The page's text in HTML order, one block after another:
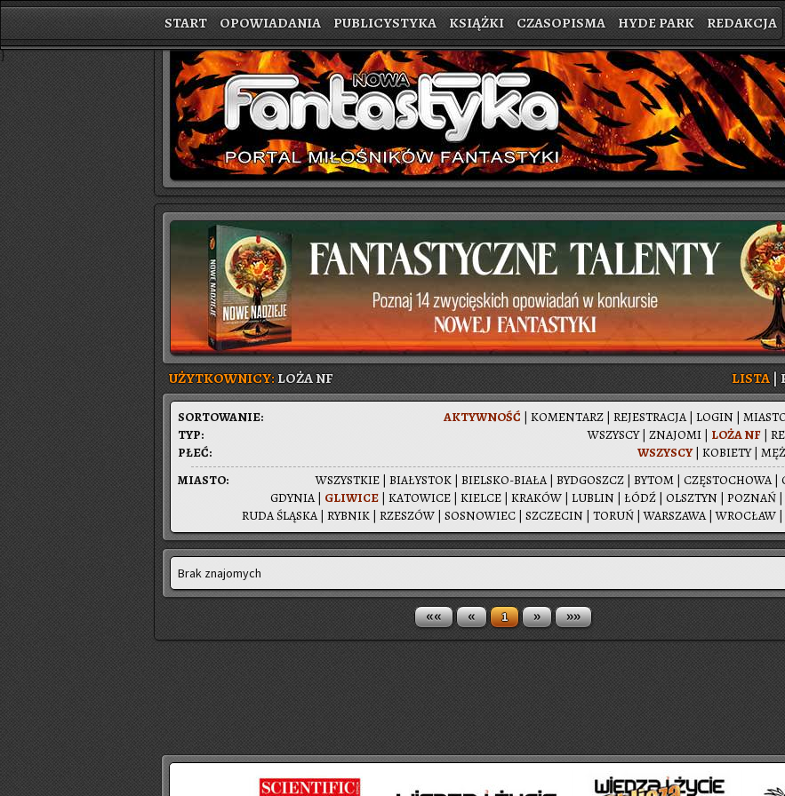
START OPOWIADANIA PUBLICYSTYKA KSIĄŻKI CZASOPISMA HYDE PARK REDAKCJA
}
UŻYTKOWNICY:LOŻA NF LISTA|
AK­TYW­NOŚĆ | KO­MEN­TARZ | RE­JE­STRA­CJA| LOGIN |
WSZY­SCY| ZNA­JO­MI | LOŻA NF |
WSZY­SCY| KO­BIE­TY|
SOR­TO­WA­NIE:
TYP:
PŁEĆ:
WSZYST­KIE | BIA­ŁY­STOK | BIEL­SKO-BIA­ŁA| BYD­GOSZCZ | BYTOM | CZĘ­STO­CHO­WA|
GDY­NIA| GLI­WI­CE | KA­TO­WI­CE | KIEL­CE | KRA­KÓW | LU­BLIN | ŁÓDŹ | OLSZ­TYN | PO­ZNAŃ |
RUDA ŚLĄ­SKA| RYB­NIK | RZE­SZÓW | SO­SNO­WIEC | SZCZE­CIN | TORUŃ |WAR­SZA­WA|WRO­CŁAW |
MIA­STO:
Brak znajomych
«« « 1 » »»